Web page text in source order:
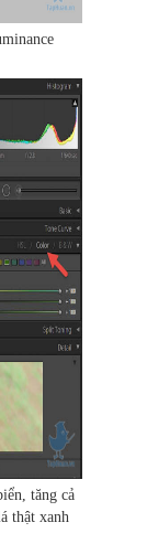
tăng cả
thật xanh